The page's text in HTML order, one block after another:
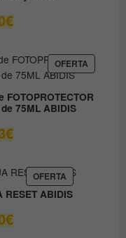
14.50€
€El
precio
es:
14.80€.
OFERTA
EN
FOTOPROTECTOR
75ML ABIDIS
€El
precio
es:
41.33€.
OFERTAPRODUCTO
EN
OFERTA
ABIDIS
€El
precio